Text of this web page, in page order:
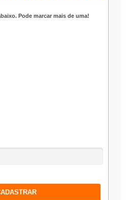
Pode marcar mais de uma!